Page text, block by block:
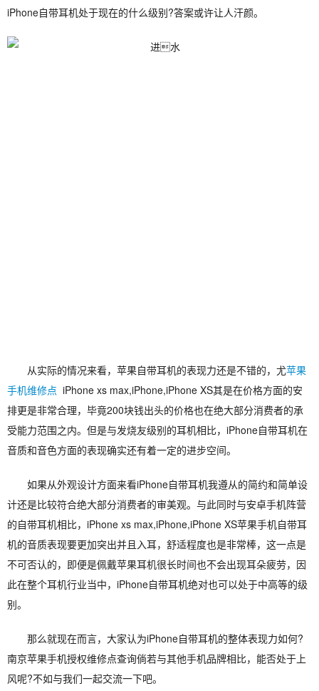
iPhone自带耳机处于现在的什么级别?答案或许让人汗颜。
从实际的情况来看，苹果自带耳机的表现力还是不错的，尤苹果
手机维修点 iPhone xs max,iPhone,iPhone XS其是在价格方面的安
排更是非常合理，毕竟200块钱出头的价格也在绝大部分消费者的承
受能力范围之内。但是与发烧友级别的耳机相比，iPhone自带耳机在
音质和音色方面的表现确实还有着一定的进步空间。
如果从外观设计方面来看iPhone自带耳机我遵从的简约和简单设
计还是比较符合绝大部分消费者的审美观。与此同时与安卓手机阵营
的自带耳机相比，iPhone xs max,iPhone,iPhone XS苹果手机自带耳
机的音质表现要更加突出并且入耳，舒适程度也是非常棒，这一点是
不可否认的，即便是佩戴苹果耳机很长时间也不会出现耳朵疲劳，因
此在整个耳机行业当中，iPhone自带耳机绝对也可以处于中高等的级
别。
那么就现在而言，大家认为iPhone自带耳机的整体表现力如何?
南京苹果手机授权维修点查询倘若与其他手机品牌相比，能否处于上
风呢?不如与我们一起交流一下吧。